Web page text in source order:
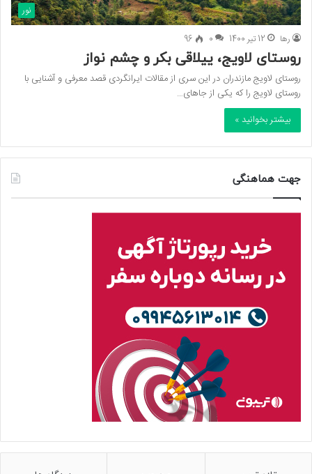
نور
رها 12 تیر 1400 0
96
روستای لاویج، ییلاقی بکر و چشم نواز
روستای لاویج مازندران در این سری از مقالات ایرانگردی قصد معرفی و آشنایی با
روستای لاویج را که یکی از جاهای…
بیشتر بخوانید »
جهت هماهنگی